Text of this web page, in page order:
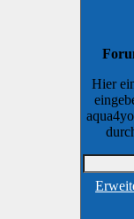
Hier